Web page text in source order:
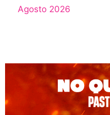
Agosto 2026